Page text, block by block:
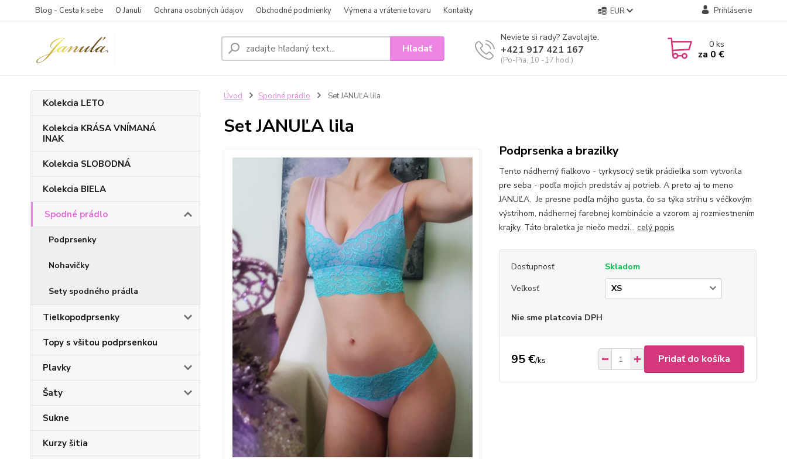
Blog - Cesta k sebe O Januli Ochrana osobných údajov Obchodné podmienky Výmena a vrátenie tovaru Kontakty EUR Prihlásenie
Hľadať
Neviete si rady? Zavolajte.
+421 917 421 167
(Po-Pia, 10 -17 hod.)
0ks
za 0 €
Kolekcia LETO
Kolekcia KRÁSA VNÍMANÁ
INAK
Kolekcia SLOBODNÁ
Kolekcia BIELA
Spodné prádlo
Podprsenky
Nohavičky
Sety spodného prádla
Tielkopodprsenky
Topy s všitou podprsenkou
Plavky
Šaty
Sukne
Kurzy šitia
Úvod Spodné prádlo Set JANUĽA lila
Set JANUĽA lila
Podprsenka a brazilky
Tento nádherný fialkovo - tyrkysocý setik prádielka som vytvorila
pre seba - podľa mojich predstáv aj potrieb. A preto aj to meno
JANUĽA. Je presne podľa môjho gusta, čo sa týka strihu s véčkovým
výstrihom, nádhernej farebnej kombinácie a vzorom aj rozmiestnením
krajky. Táto braletka je niečo medzi... celý popis
Dostupnosť
Skladom
Veľkosť
Nie sme platcovia DPH
95 €/ks Pridať do košíka